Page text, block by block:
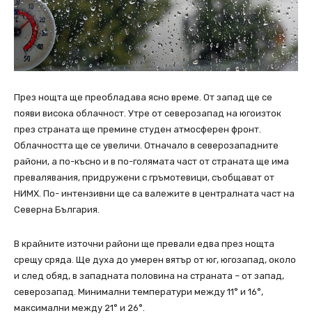
През нощта ще преобладава ясно време. От запад ще се
появи висока облачност. Утре от северозапад на югоизток
през страната ще премине студен атмосферен фронт.
Облачността ще се увеличи. Отначало в северозападните
райони, а по-късно и в по-голямата част от страната ще има
превалявания, придружени с гръмотевици, съобщават от
НИМХ. По- интензивни ще са валежите в централната част на
Северна България.
В крайните източни райони ще превали едва през нощта
срещу сряда. Ще духа до умерен вятър от юг, югозапад, около
и след обяд, в западната половина на страната – от запад,
северозапад. Минимални температури между 11° и 16°,
максимални между 21° и 26°.